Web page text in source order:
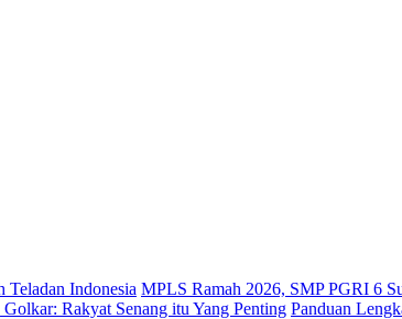
Teladan Indonesia MPLS Ramah 2026, SMP PGRI 6
Rakyat Senang itu Yang Penting Panduan